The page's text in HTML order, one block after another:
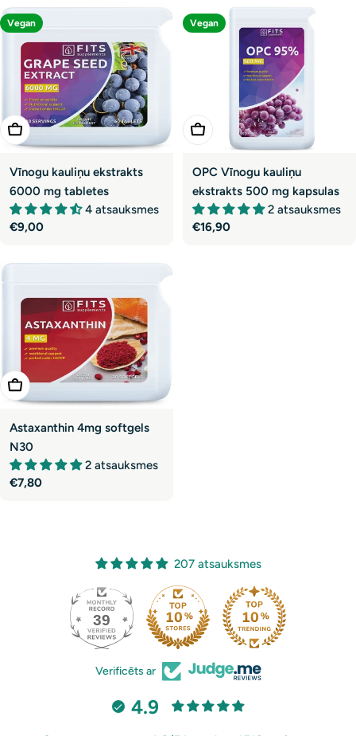
Vegan
Pievienot Grozam
Vīnogu kauliņu ekstrakts
6000 mg tabletes
4 atsauksmes
Parastā
€9,00
Vegan
Pievienot Grozam
OPC Vīnogu kauliņu
ekstrakts 500 mg kapsulas
2 atsauksmes
Parastā
€16,90
Pievienot Grozam
Astaxanthin 4mg softgels
N30
2 atsauksmes
Parastā
€7,80
207 atsauksmes
39
Verificēts ar
4.9